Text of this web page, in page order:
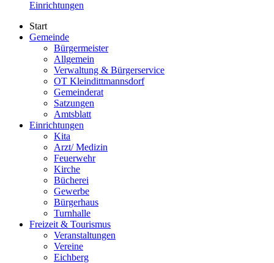
Einrichtungen
Start
Gemeinde
Bürgermeister
Allgemein
Verwaltung & Bürgerservice
OT Kleindittmannsdorf
Gemeinderat
Satzungen
Amtsblatt
Einrichtungen
Kita
Arzt/ Medizin
Feuerwehr
Kirche
Bücherei
Gewerbe
Bürgerhaus
Turnhalle
Freizeit & Tourismus
Veranstaltungen
Vereine
Eichberg